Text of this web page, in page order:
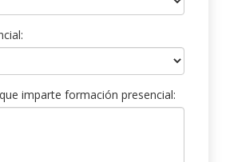
imparte formación presencial: